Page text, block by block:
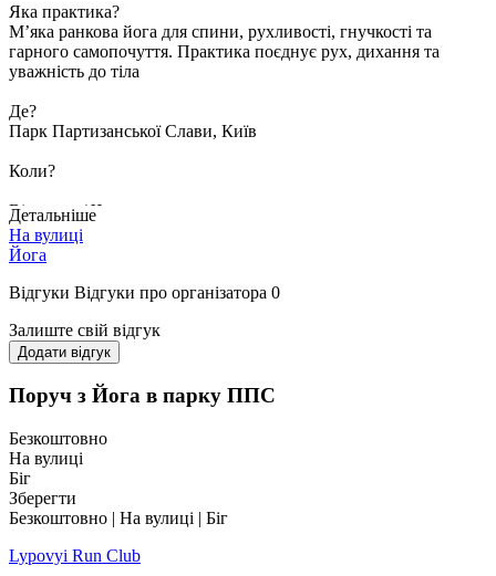
Яка практика?
М’яка ранкова йога для спини, рухливості, гнучкості та
гарного самопочуття. Практика поєднує рух, дихання та
уважність до тіла
Де?
Парк Партизанської Слави, Київ
Коли?
Вівторок / Четвер
07:00–08:00
250 грн
Субота
300 грн
Що брати із собою:
килимок
воду
за бажанням — плед або теплу кофту для шавасани
У разі дощу або несприятливої погоди інформація щодо
практики публікується в групі в телеграмі завчасно.
Детальніше
На вулиці
Йога
Відгуки Відгуки про організатора 0
Залиште свій відгук
Додати відгук
Поруч з Йога в парку ППС
Безкоштовно
На вулиці
Біг
Зберегти
Безкоштовно | На вулиці | Біг
Lypovyi Run Club